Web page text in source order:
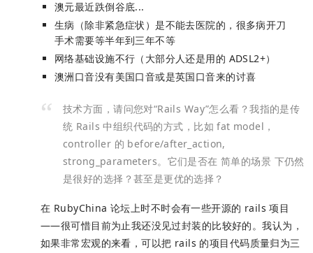
澳元最近跌倒谷底...
生病（除非紧急症状）是不能去医院的，很多病开刀
手术需要等半年到三年不等
网络基础设施不行（大部分人还是用的 ADSL2+）
澳洲口音没有美国口音或是英国口音来的讨喜
技术方面，请问您对“Rails Way”怎么看？我指的是传
统 Rails 中组织代码的方式，比如 fat model，
controller 的 before/after_action,
strong_parameters。它们是否在 简单的场景 下仍然
是很好的选择？甚至是更优的选择？
在 RubyChina 论坛上时不时会有一些开源的 rails 项目
——很可惜目前为止我还没见过封装的比较好的。我认为，
如果非常宏观的来看，可以把 rails 的项目代码质量归为三